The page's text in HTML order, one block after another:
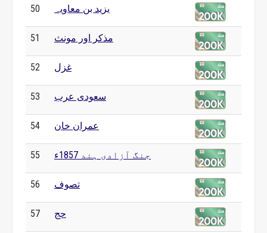
50 یزید بن معاویہ
51 مذکر اور مونث
52 غزل
53 سعودی عرب
54 عمران خان
55 جنگ آزادی ہند 1857ء
56 تصوف
57 حج